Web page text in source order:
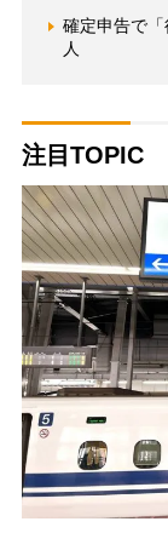
確定申告で
人
注目TOPIC